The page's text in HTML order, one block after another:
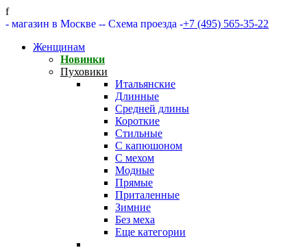
f
- магазин в Москве -- Схема проезда -+7 (495) 565-35-22
Женщинам
Новинки
Пуховики
Итальянские
Длинные
Средней длины
Короткие
Стильные
С капюшоном
С мехом
Модные
Прямые
Приталенные
Зимние
Без меха
Еще категории